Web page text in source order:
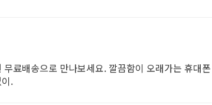
료배송으로 만나보세요. 깔끔함이 오래가는 휴대폰
.